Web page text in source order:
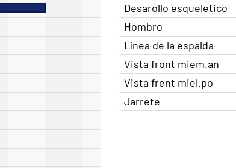
Desarollo esqueletico
Hombro
Línea de la espalda
Vista front miem.an
Vista frent miel.po
Jarrete